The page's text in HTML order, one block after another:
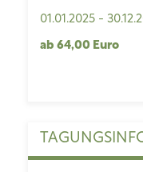
01.01.2025 -
ab 64,00 Euro